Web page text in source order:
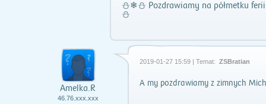
⛄❄⛄ Pozdrawiamy na półmetku
⛄
Amelka.R
46.76.xxx.xxx
2019-01-27 15:59 | Temat: ZSBratian
A my pozdrawiamy z zimnych